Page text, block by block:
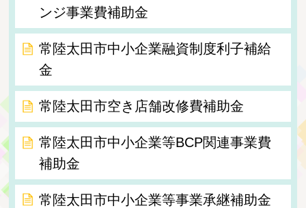
ンジ事業費補助金
常陸太田市中小企業融資制度利子補給
金
常陸太田市空き店舗改修費補助金
常陸太田市中小企業等BCP関連事業費
補助金
常陸太田市中小企業等事業承継補助金